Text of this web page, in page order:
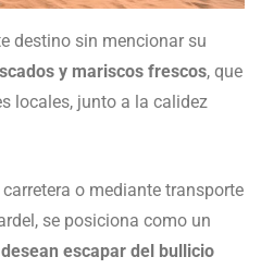
destino sin mencionar su
y mariscos frescos, que
locales, junto a la calidez
o mediante transporte
se posiciona como un
escapar del bullicio